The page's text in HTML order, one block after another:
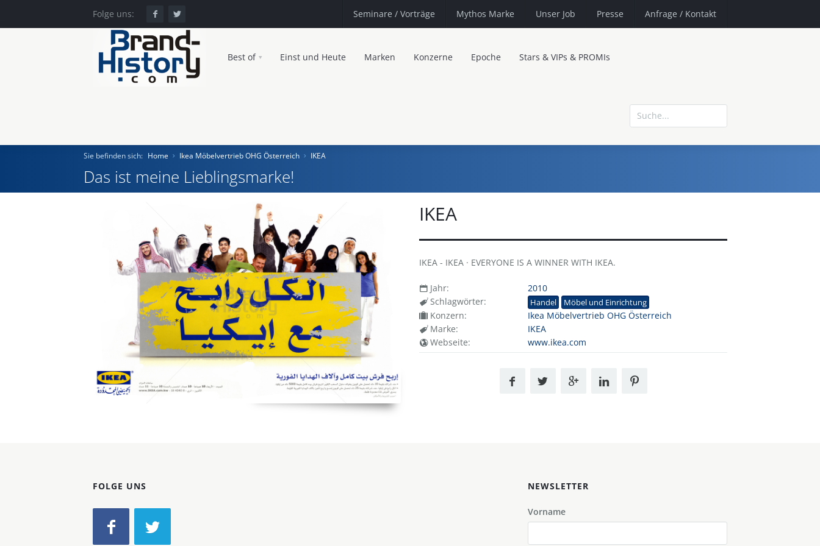
Folge uns: Seminare / Vorträge Mythos Marke Unser Job Presse Anfrage / Kontakt
Best of Einst und Heute Marken Konzerne Epoche Stars & VIPs & PROMIs
Einst und Heute
Marken
Sie befinden sich: Home Ikea Möbelvertrieb OHG Österreich IKEA
Das ist meine Lieblingsmarke!
IKEA
IKEA - IKEA · EVERYONE IS A WINNER WITH IKEA.
Jahr:
2010
Schlagwörter:
Handel Möbel und Einrichtung
Konzern:
Ikea Möbelvertrieb OHG Österreich
Marke:
IKEA
Webseite:
www.ikea.com
FOLGE UNS NEWSLETTER
Vorname